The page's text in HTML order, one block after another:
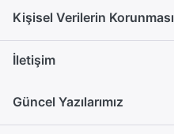
Kişisel Verilerin Korunması
İletişim
Güncel Yazılarımız